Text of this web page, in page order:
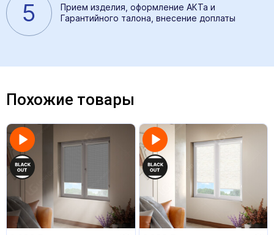
5
Прием изделия, оформление АКТа и
Гарантийного талона, внесение доплаты
Похожие товары